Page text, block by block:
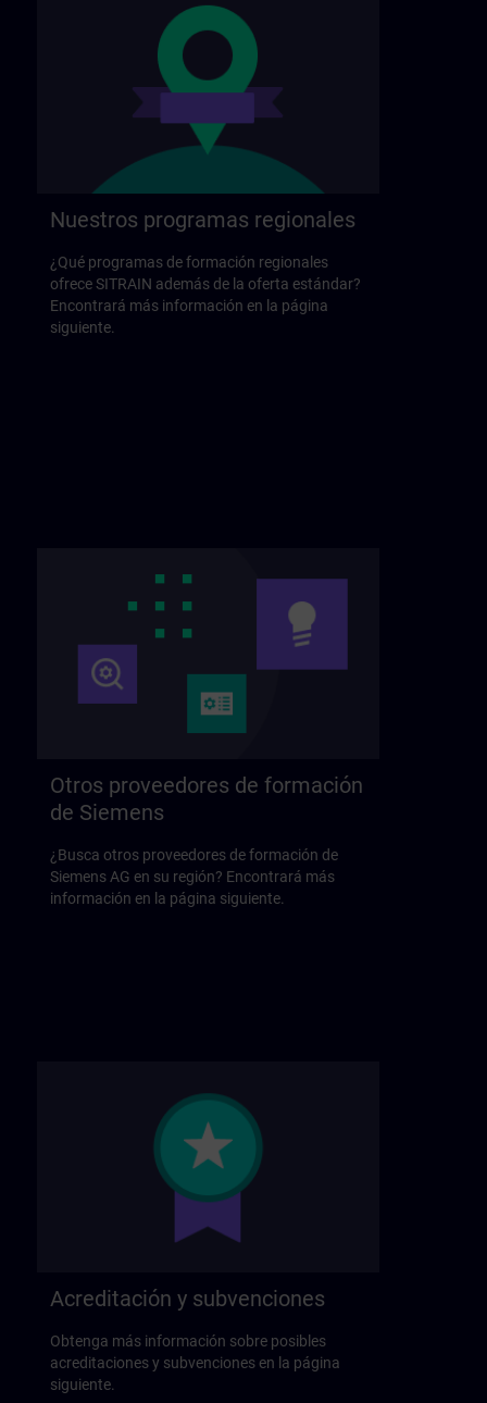
Nuestros programas regionales
¿Qué programas de formación regionales
ofrece SITRAIN además de la oferta estándar?
Encontrará más información en la página
siguiente.
Otros proveedores de formación
de Siemens
¿Busca otros proveedores de formación de
Siemens AG en su región? Encontrará más
información en la página siguiente.
Acreditación y subvenciones
Obtenga más información sobre posibles
acreditaciones y subvenciones en la página
siguiente.